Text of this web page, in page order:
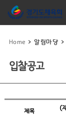
Home > 알림마당 >
입찰공고
제목
(